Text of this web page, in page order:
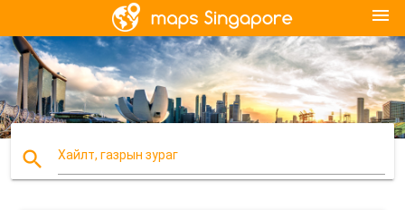
menu
search Хайлт, газрын зураг